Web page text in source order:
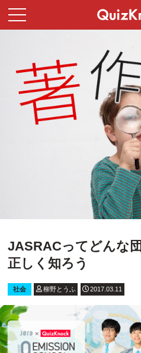
JASRACってどんな
正しく知ろう
社会 柳野とうふ 2017.03.11